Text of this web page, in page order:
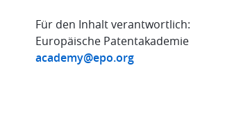
Für den Inhalt verantwortlich:
Europäische Patentakademie
academy@epo.org